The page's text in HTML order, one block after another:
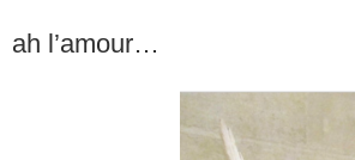
ah l’amour…